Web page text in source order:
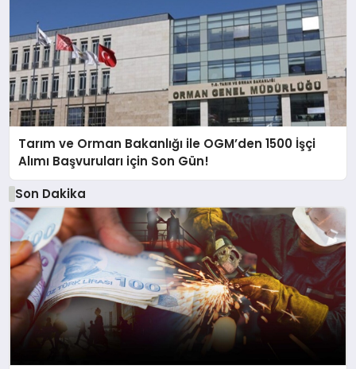
Tarım ve Orman Bakanlığı ile OGM’den 1500 İşçi
Alımı Başvuruları için Son Gün!
Son Dakika